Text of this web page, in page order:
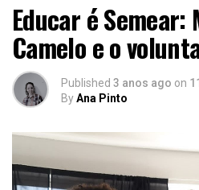
Educar é Semear:
Camelo e o
Published 3 anos ago on
ByAna Pinto